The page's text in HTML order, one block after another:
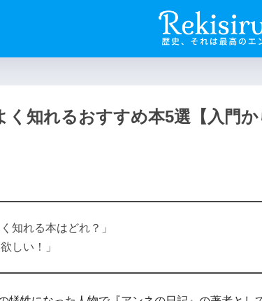
知れるおすすめ本5選【入門か
知れる本はどれ？」
しい！」